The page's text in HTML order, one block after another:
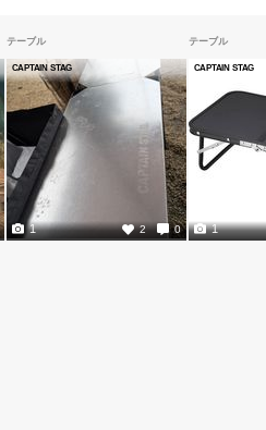
テーブル
CAPTAIN STAG
2 0
1
テーブル
CAPTAIN STAG
1